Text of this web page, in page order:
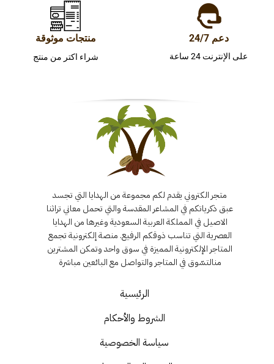
دعم 24/7
على الإنترنت 24 ساعة
منتجات موثوقة
شراء اكتر من منتج
متجر الكتروني يقدم لكم مجموعة من الهدايا التي تجسد
عبق ذكرياتكم في المشاعر المقدسة والتي تحمل معاني تراثنا
الاصيل في المملكة العربية السعودية وغيرها من الهدايا
العصرية التي تناسب ذوقكم الرفيع. منصة إلكترونية تجمع
المتاجر الإلكترونية المميزة في سوق واحد وتمكن المشترين
منالتسّوق في المتاجر والتواصل مع البائعين مباشرة
الرئيسية
الشروط والأحكام
سياسة الخصوصية